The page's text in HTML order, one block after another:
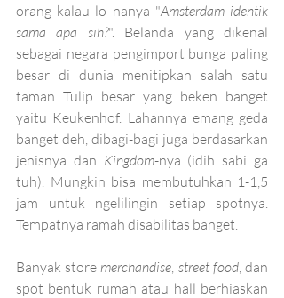
orang kalau lo nanya "Amsterdam identik
sama apa sih?". Belanda yang dikenal
sebagai negara pengimport bunga paling
besar di dunia menitipkan salah satu
taman Tulip besar yang beken banget
yaitu Keukenhof. Lahannya emang geda
banget deh, dibagi-bagi juga berdasarkan
jenisnya dan Kingdom-nya (idih sabi ga
tuh). Mungkin bisa membutuhkan 1-1,5
jam untuk ngelilingin setiap spotnya.
Tempatnya ramah disabilitas banget.
Banyak store merchandise street food, dan
spot bentuk rumah atau hall berhiaskan